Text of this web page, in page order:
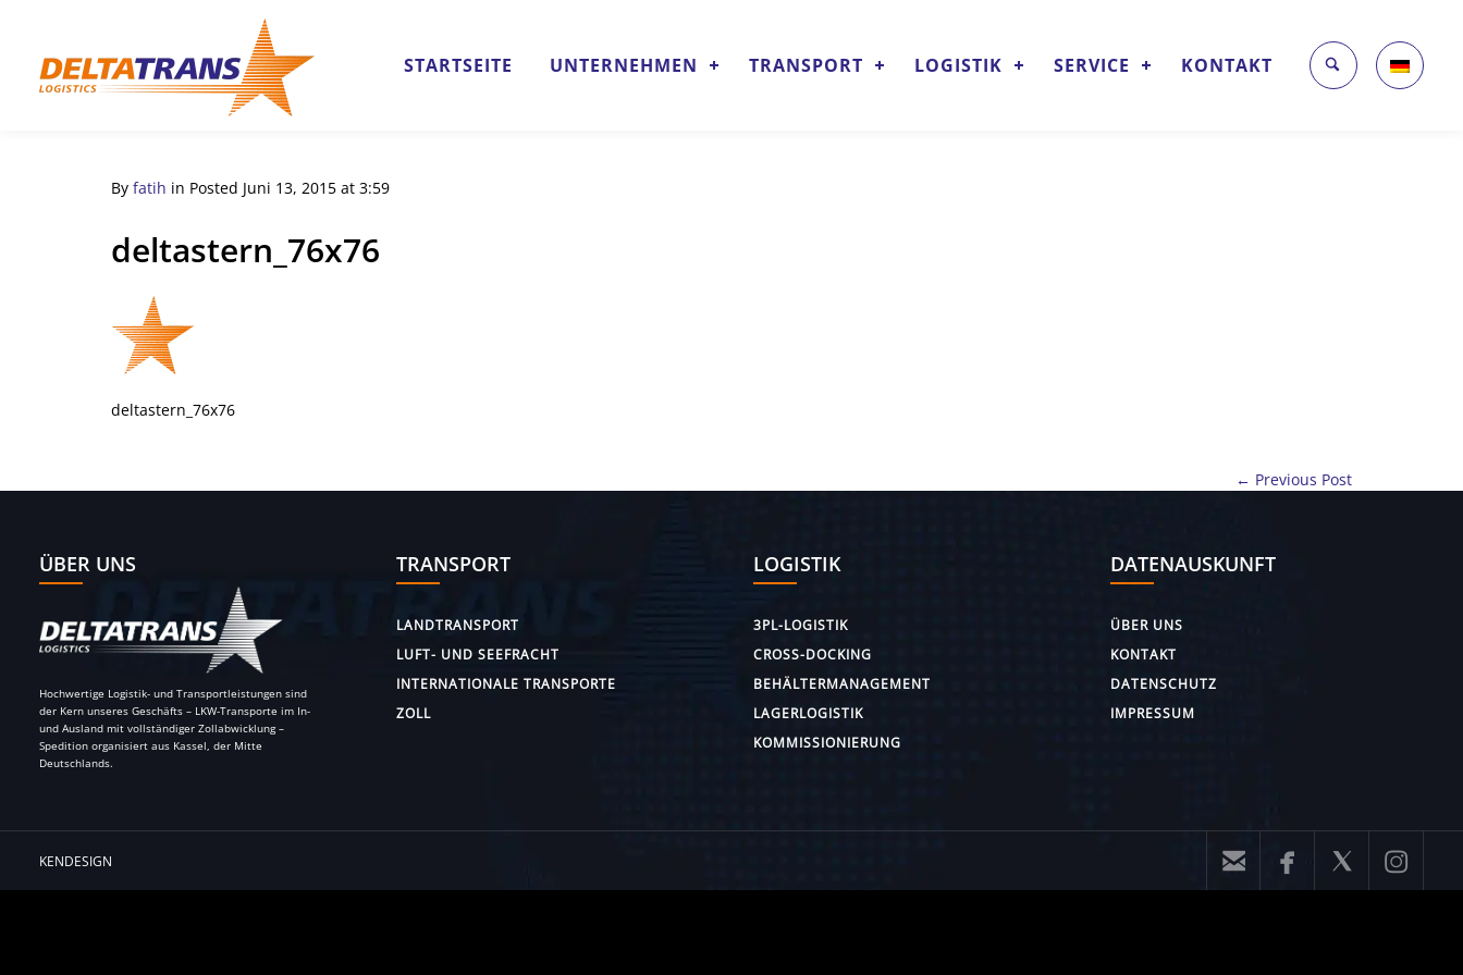
STARTSEITE UNTERNEHMEN TRANSPORT LOGISTIK SERVICE KONTAKT
By fatih in Posted Juni 13, 2015 at 3:59
deltastern_76x76
deltastern_76x76
← Previous Post
ÜBER UNS
Hochwertige Logistik- und Transportleistungen sind
der Kern unseres Geschäfts – LKW-Transporte im In-
und Ausland mit vollständiger Zollabwicklung –
Spedition organisiert aus Kassel, der Mitte
Deutschlands.
TRANSPORT
LANDTRANSPORT
LUFT- UND SEEFRACHT
INTERNATIONALE TRANSPORTE
ZOLL
LOGISTIK
3PL-LOGISTIK
CROSS-DOCKING
BEHÄLTERMANAGEMENT
LAGERLOGISTIK
KOMMISSIONIERUNG
DATENAUSKUNFT
ÜBER UNS
KONTAKT
DATENSCHUTZ
IMPRESSUM
KENDESIGN    